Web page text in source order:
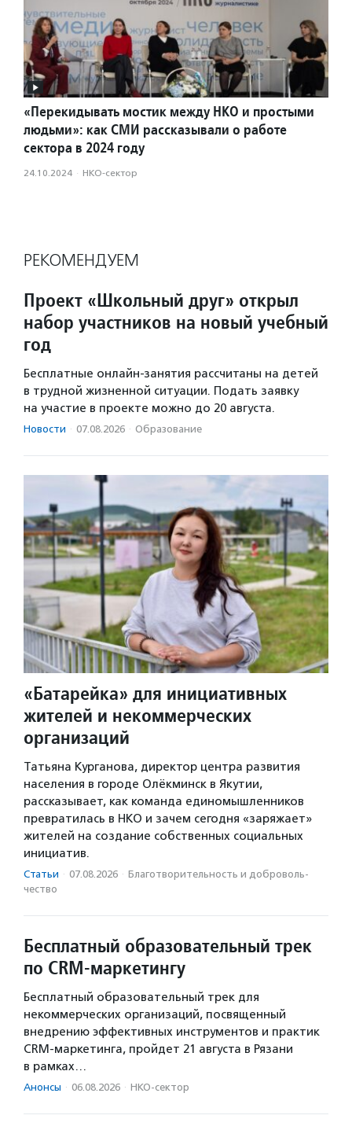
«Перекидывать мостик между НКО и простыми
людьми»: как СМИ рассказывали о работе
сектора в 2024 году
24.10.2024 · НКО-сектор
РЕКОМЕНДУЕМ
Проект «Школьный друг» открыл
набор участников на новый учебный
год
Бесплатные онлайн-занятия рассчитаны на детей
в трудной жизненной ситуации. Подать заявку
на участие в проекте можно до 20 августа.
Новости · 07.08.2026 · Образование
«Батарейка» для инициативных
жителей и некоммерческих
организаций
Татьяна Курганова, директор центра развития
населения в городе Олёкминск в Якутии,
рассказывает, как команда единомышленников
превратилась в НКО и зачем сегодня «заряжает»
жителей на создание собственных социальных
инициатив.
Статьи · 07.08.2026 · Благотвори­тель­ность и доброволь­
чест­во
Бесплатный образовательный трек
по CRM-маркетингу
Бесплатный образовательный трек для
некоммерческих организаций, посвященный
внедрению эффективных инструментов и практик
CRM-маркетинга, пройдет 21 августа в Рязани
в рамках…
Анонсы · 06.08.2026 · НКО-сектор